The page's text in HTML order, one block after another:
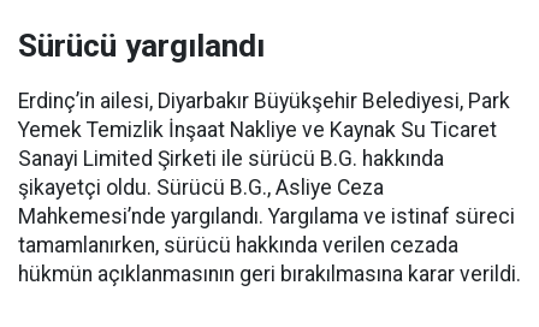
Sürücü yargılandı
Erdinç’in ailesi, Diyarbakır Büyükşehir Belediyesi, Park
Yemek Temizlik İnşaat Nakliye ve Kaynak Su Ticaret
Sanayi Limited Şirketi ile sürücü B.G. hakkında
şikayetçi oldu. Sürücü B.G., Asliye Ceza
Mahkemesi’nde yargılandı. Yargılama ve istinaf süreci
tamamlanırken, sürücü hakkında verilen cezada
hükmün açıklanmasının geri bırakılmasına karar verildi.